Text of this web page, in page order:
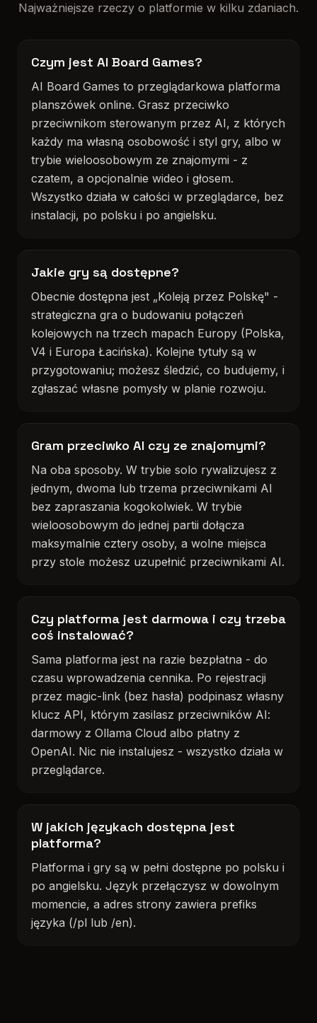
Najważniejsze rzeczy o platformie w kilku zdaniach.
Czym jest AI Board Games?
AI Board Games to przeglądarkowa platforma
planszówek online. Grasz przeciwko
przeciwnikom sterowanym przez AI, z których
każdy ma własną osobowość i styl gry, albo w
trybie wieloosobowym ze znajomymi - z
czatem, a opcjonalnie wideo i głosem.
Wszystko działa w całości w przeglądarce, bez
instalacji, po polsku i po angielsku.
Jakie gry są dostępne?
Obecnie dostępna jest „Koleją przez Polskę" -
strategiczna gra o budowaniu połączeń
kolejowych na trzech mapach Europy (Polska,
V4 i Europa Łacińska). Kolejne tytuły są w
przygotowaniu; możesz śledzić, co budujemy, i
zgłaszać własne pomysły w planie rozwoju.
Gram przeciwko AI czy ze znajomymi?
Na oba sposoby. W trybie solo rywalizujesz z
jednym, dwoma lub trzema przeciwnikami AI
bez zapraszania kogokolwiek. W trybie
wieloosobowym do jednej partii dołącza
maksymalnie cztery osoby, a wolne miejsca
przy stole możesz uzupełnić przeciwnikami AI.
Czy platforma jest darmowa i czy trzeba
coś instalować?
Sama platforma jest na razie bezpłatna - do
czasu wprowadzenia cennika. Po rejestracji
przez magic-link (bez hasła) podpinasz własny
klucz API, którym zasilasz przeciwników AI:
darmowy z Ollama Cloud albo płatny z
OpenAI. Nic nie instalujesz - wszystko działa w
przeglądarce.
W jakich językach dostępna jest
platforma?
Platforma i gry są w pełni dostępne po polsku i
po angielsku. Język przełączysz w dowolnym
momencie, a adres strony zawiera prefiks
języka (/pl lub /en).